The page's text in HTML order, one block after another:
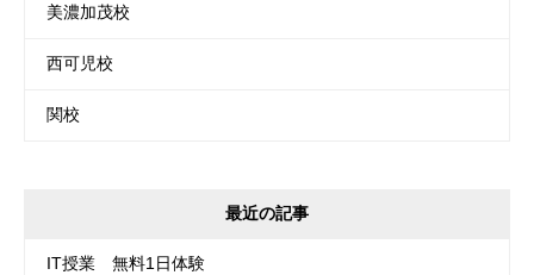
美濃加茂校
西可児校
関校
最近の記事
IT授業 無料1日体験